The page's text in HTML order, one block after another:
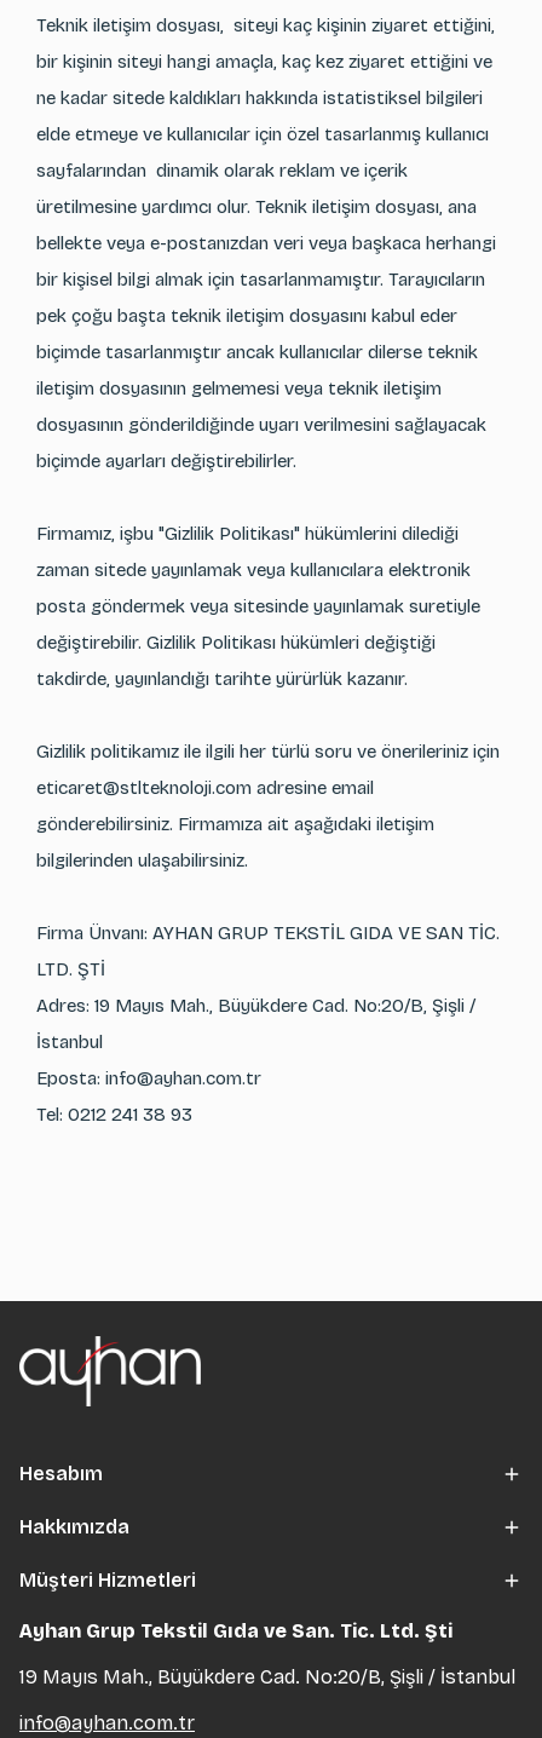
Teknik iletişim dosyası, siteyi kaç kişinin ziyaret ettiğini,
bir kişinin siteyi hangi amaçla, kaç kez ziyaret ettiğini ve
ne kadar sitede kaldıkları hakkında istatistiksel bilgileri
elde etmeye ve kullanıcılar için özel tasarlanmış kullanıcı
sayfalarından dinamik olarak reklam ve içerik
üretilmesine yardımcı olur. Teknik iletişim dosyası, ana
bellekte veya e-postanızdan veri veya başkaca herhangi
bir kişisel bilgi almak için tasarlanmamıştır. Tarayıcıların
pek çoğu başta teknik iletişim dosyasını kabul eder
biçimde tasarlanmıştır ancak kullanıcılar dilerse teknik
iletişim dosyasının gelmemesi veya teknik iletişim
dosyasının gönderildiğinde uyarı verilmesini sağlayacak
biçimde ayarları değiştirebilirler.
Firmamız, işbu "Gizlilik Politikası" hükümlerini dilediği
zaman sitede yayınlamak veya kullanıcılara elektronik
posta göndermek veya sitesinde yayınlamak suretiyle
değiştirebilir. Gizlilik Politikası hükümleri değiştiği
takdirde, yayınlandığı tarihte yürürlük kazanır.
Gizlilik politikamız ile ilgili her türlü soru ve önerileriniz için
eticaret@stlteknoloji.com adresine email
gönderebilirsiniz. Firmamıza ait aşağıdaki iletişim
bilgilerinden ulaşabilirsiniz.
Firma Ünvanı: AYHAN GRUP TEKSTİL GIDA VE SAN TİC.
LTD. ŞTİ
Adres: 19 Mayıs Mah., Büyükdere Cad. No:20/B, Şişli /
İstanbul
Eposta: info@ayhan.com.tr
Tel: 0212 241 38 93
Hesabım
Hakkımızda
Müşteri Hizmetleri
Ayhan Grup Tekstil Gıda ve San. Tic. Ltd. Şti
19 Mayıs Mah., Büyükdere Cad. No:20/B, Şişli / İstanbul
info@ayhan.com.tr